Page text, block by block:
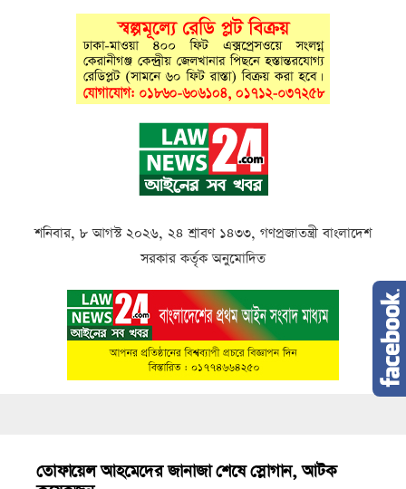
শনিবার, ৮ আগস্ট ২০২৬, ২৪ শ্রাবণ ১৪৩৩, গণপ্রজাতন্ত্রী বাংলাদেশ
সরকার কর্তৃক অনুমোদিত
তোফায়েল আহমেদের জানাজা শেষে স্লোগান, আটক